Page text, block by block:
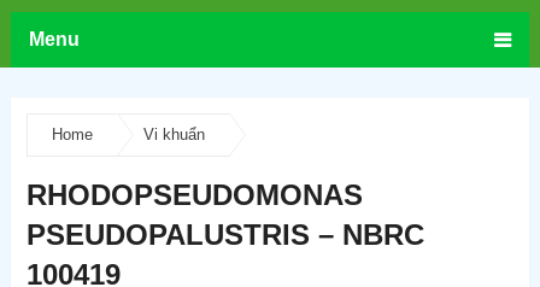
Menu
Home Vi khuẩn
RHODOPSEUDOMONAS
PSEUDOPALUSTRIS – NBRC
100419